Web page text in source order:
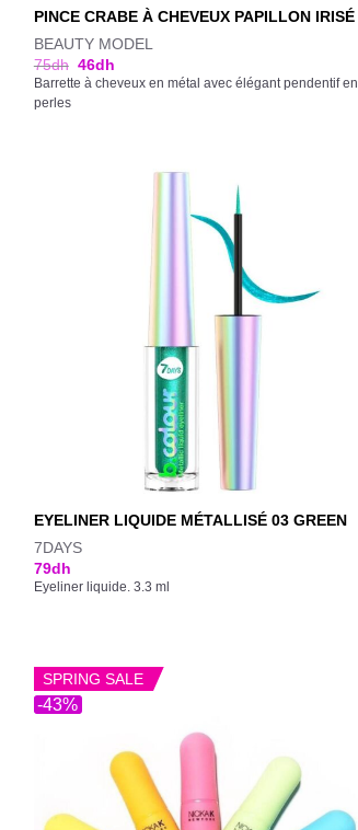
PINCE CRABE À CHEVEUX PAPILLON IRISÉ
BEAUTY MODEL
75dh 46dh
Barrette à cheveux en métal avec élégant pendentif en
perles
EYELINER LIQUIDE MÉTALLISÉ 03 GREEN
7DAYS
79dh
Eyeliner liquide. 3.3 ml
-43%
SPRING SALE